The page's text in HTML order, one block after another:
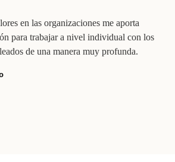
en las organizaciones me aporta
para trabajar a nivel individual con los
de una manera muy profunda.